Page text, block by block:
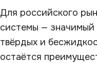
Для российского
системы — значимый
твёрдых и
остаётся